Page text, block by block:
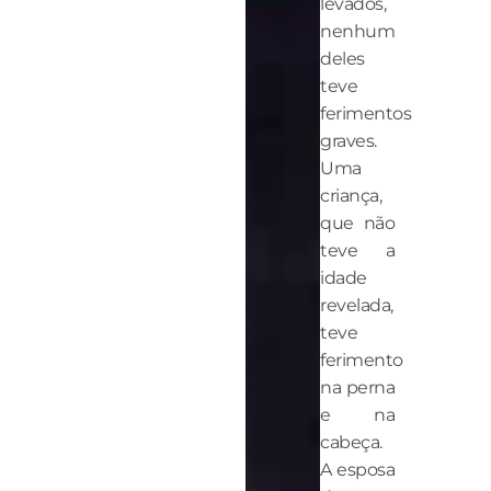
nenhum
deles
teve
ferimentos
graves.
Uma
criança,
que não
teve a
idade
revelada,
teve
ferimento
na perna
e na
cabeça.
A esposa